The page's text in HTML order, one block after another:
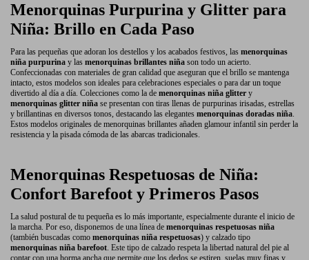
Menorquinas Purpurina y Glitter para
Niña: Brillo en Cada Paso
Para las pequeñas que adoran los destellos y los acabados festivos, las menorquinas
niña purpurina y las menorquinas brillantes niña son todo un acierto.
Confeccionadas con materiales de gran calidad que aseguran que el brillo se mantenga
intacto, estos modelos son ideales para celebraciones especiales o para dar un toque
divertido al día a día. Colecciones como la de menorquinas niña glitter y
menorquinas glitter niña se presentan con tiras llenas de purpurinas irisadas, estrellas
y brillantinas en diversos tonos, destacando las elegantes menorquinas doradas niña.
Estos modelos originales de menorquinas brillantes añaden glamour infantil sin perder la
resistencia y la pisada cómoda de las abarcas tradicionales.
Menorquinas Respetuosas de Niña:
Confort Barefoot y Primeros Pasos
La salud postural de tu pequeña es lo más importante, especialmente durante el inicio de
la marcha. Por eso, disponemos de una línea de menorquinas respetuosas niña
(también buscadas como menorquinas niña respetuosas) y calzado tipo
menorquinas niña barefoot. Este tipo de calzado respeta la libertad natural del pie al
contar con una horma ancha que permite que los dedos se estiren, suelas muy finas y